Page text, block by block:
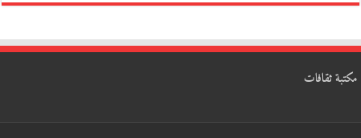
مكتبة ثقافات